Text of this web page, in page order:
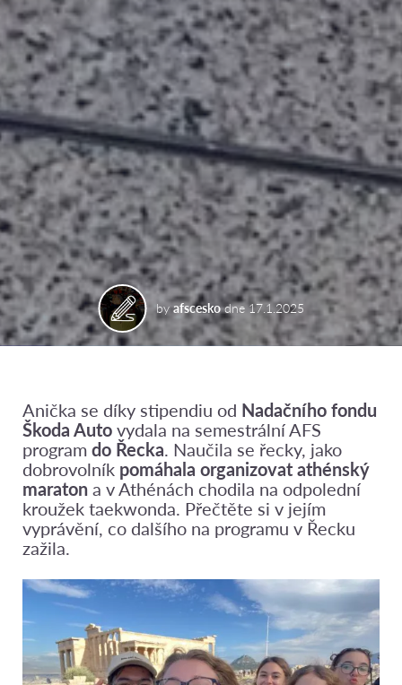
byafscesko dne17.1.2025
Anička se díky stipendiu od Nadačního fondu
Škoda Autovydala na semestrální AFS
programdo Řecka. Naučila se řecky, jako
dobrovolník pomáhala organizovat athénský
maratona v Athénách chodila na odpolední
kroužek taekwonda. Přečtěte si v jejím
vyprávění, co dalšího na programu v Řecku
zažila.